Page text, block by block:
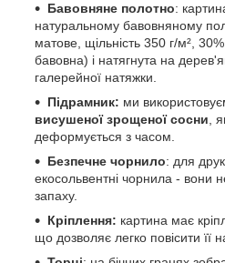
Бавовняне полотно:
натуральному бавовняному
матове, щільність 350 г/м²,
бавовна) і натягнута на
галерейної натяжки.
Підрамник: ми
висушеної зрощеної сосни,
деформується з часом.
Безпечне чорнило: для
екосольвентні чорнила - вони
запаху.
Кріплення: картина має
що дозволяє легко повісити її